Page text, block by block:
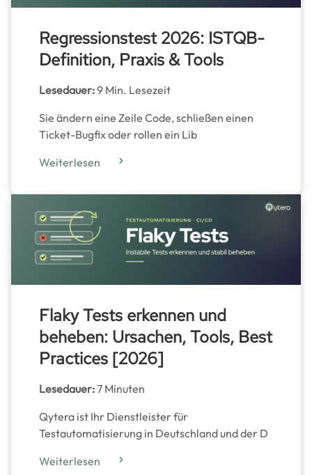
Regressionstest 2026: ISTQB-
Definition, Praxis & Tools
Lesedauer:9 Min. Lesezeit
Sie ändern eine Zeile Code, schließen einen
Ticket-Bugfix oder rollen ein Lib
Weiterlesen
Flaky Tests erkennen und
beheben: Ursachen, Tools, Best
Practices [2026]
Lesedauer:7 Minuten
Qytera ist Ihr Dienstleister für
Testautomatisierung in Deutschland und der D
Weiterlesen